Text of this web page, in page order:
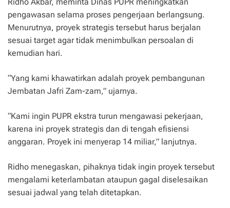
Ridho Akbar, meminta Dinas PUPR meningkatkan
pengawasan selama proses pengerjaan berlangsung.
Menurutnya, proyek strategis tersebut harus berjalan
sesuai target agar tidak menimbulkan persoalan di
kemudian hari.
“Yang kami khawatirkan adalah proyek pembangunan
Jembatan Jafri Zam-zam,” ujarnya.
“Kami ingin PUPR ekstra turun mengawasi pekerjaan,
karena ini proyek strategis dan di tengah efisiensi
anggaran. Proyek ini menyerap 14 miliar,” lanjutnya.
Ridho menegaskan, pihaknya tidak ingin proyek tersebut
mengalami keterlambatan ataupun gagal diselesaikan
sesuai jadwal yang telah ditetapkan.